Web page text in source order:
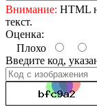
Внимание: HTML
текст.
Оценка:
Плохо
Введите код,